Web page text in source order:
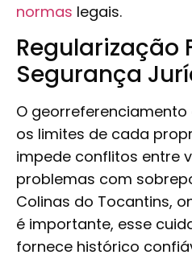
normas legais.
Regularização
Segurança
O
os limites de cada
impede conflitos entre
problemas com
Colinas do Tocantins,
é importante, esse
fornece histórico